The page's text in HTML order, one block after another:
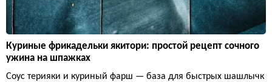
Куриные фрикадельки якитори: простой рецепт сочного
ужина на шпажках
Соус терияки и куриный фарш — база для быстрых шашлычк